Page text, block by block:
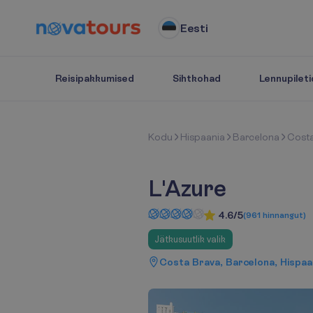
Eesti
Reisipakkumised Sihtkohad
Kodu Hispaania Barcelona
L'Azure
4.6/5(961 hinnangut)
Jätkusuutlik valik
Costa Brava, Barcelona,